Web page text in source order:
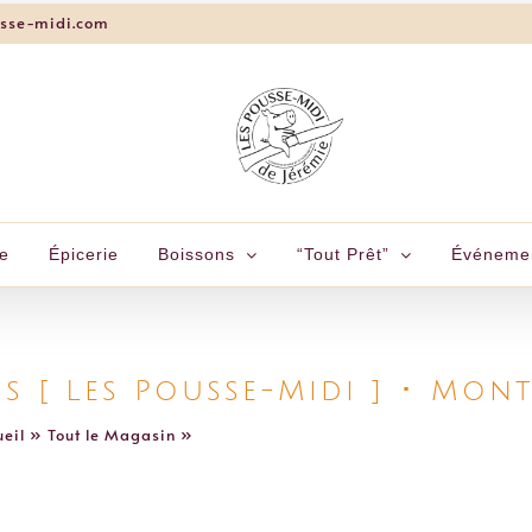
midi.com
Épicerie Boissons “Tout Prêt”
[ Les Pousse-Midi ] ･
» Tout le Magasin »